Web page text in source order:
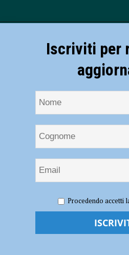
sulla 45, i funerali di Ergi Skenderi e
Tragedia sulla 45, i
Iscriviti per
Procedendo accetti